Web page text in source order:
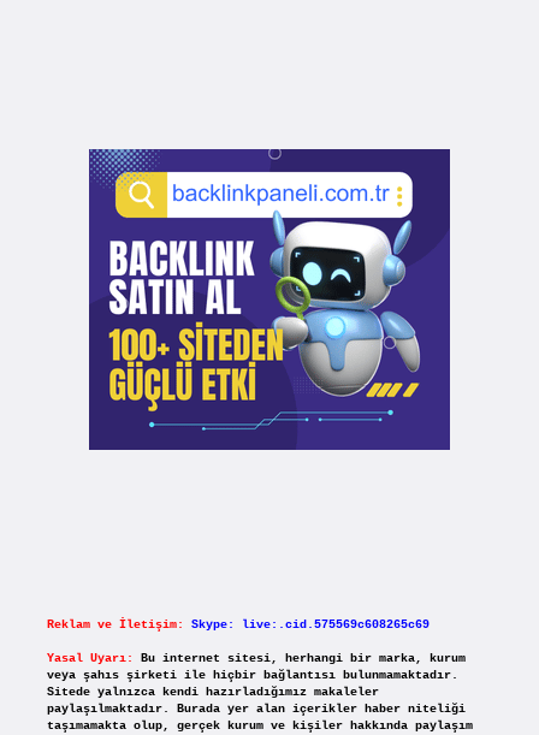
Reklam ve İletişim: Skype: live:.cid.575569c608265c69
Yasal Uyarı:
Bu internet sitesi, herhangi bir marka, kurum
veya şahıs şirketi ile hiçbir bağlantısı bulunmamaktadır.
Sitede yalnızca kendi hazırladığımız makaleler
paylaşılmaktadır. Burada yer alan içerikler haber niteliği
taşımamakta olup, gerçek kurum ve kişiler hakkında paylaşım